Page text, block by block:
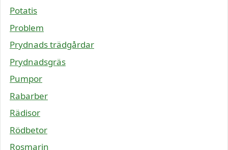
Potatis
Problem
Prydnads trädgårdar
Prydnadsgräs
Pumpor
Rabarber
Rädisor
Rödbetor
Rosmarin